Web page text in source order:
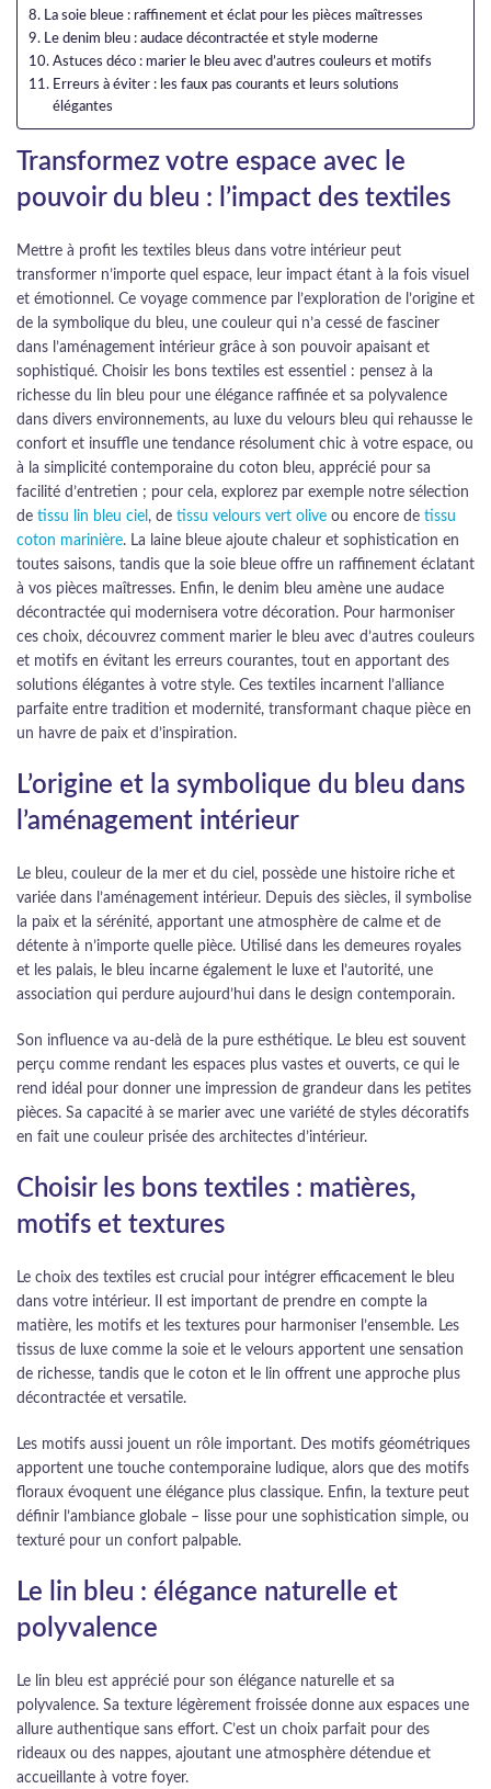
La soie bleue : raffinement et éclat pour les pièces maîtresses
Le denim bleu : audace décontractée et style moderne
Astuces déco : marier le bleu avec d’autres couleurs et motifs
Erreurs à éviter : les faux pas courants et leurs solutions
élégantes
Transformez votre espace avec le
pouvoir du bleu : l’impact des textiles
Mettre à profit les textiles bleus dans votre intérieur peut
transformer n’importe quel espace, leur impact étant à la fois visuel
et émotionnel. Ce voyage commence par l’exploration de l’origine et
de la symbolique du bleu, une couleur qui n’a cessé de fasciner
dans l’aménagement intérieur grâce à son pouvoir apaisant et
sophistiqué. Choisir les bons textiles est essentiel : pensez à la
richesse du lin bleu pour une élégance raffinée et sa polyvalence
dans divers environnements, au luxe du velours bleu qui rehausse le
confort et insuffle une tendance résolument chic à votre espace, ou
à la simplicité contemporaine du coton bleu, apprécié pour sa
facilité d’entretien ; pour cela, explorez par exemple notre sélection
de tissu lin bleu ciel , de tissu velours vert olive ou encore de tissu
coton marinière. La laine bleue ajoute chaleur et sophistication en
toutes saisons, tandis que la soie bleue offre un raffinement éclatant
à vos pièces maîtresses. Enfin, le denim bleu amène une audace
décontractée qui modernisera votre décoration. Pour harmoniser
ces choix, découvrez comment marier le bleu avec d’autres couleurs
et motifs en évitant les erreurs courantes, tout en apportant des
solutions élégantes à votre style. Ces textiles incarnent l’alliance
parfaite entre tradition et modernité, transformant chaque pièce en
un havre de paix et d’inspiration.
L’origine et la symbolique du bleu dans
l’aménagement intérieur
Le bleu, couleur de la mer et du ciel, possède une histoire riche et
variée dans l’aménagement intérieur. Depuis des siècles, il symbolise
la paix et la sérénité, apportant une atmosphère de calme et de
détente à n’importe quelle pièce. Utilisé dans les demeures royales
et les palais, le bleu incarne également le luxe et l’autorité, une
association qui perdure aujourd’hui dans le design contemporain.
Son influence va au-delà de la pure esthétique. Le bleu est souvent
perçu comme rendant les espaces plus vastes et ouverts, ce qui le
rend idéal pour donner une impression de grandeur dans les petites
pièces. Sa capacité à se marier avec une variété de styles décoratifs
en fait une couleur prisée des architectes d’intérieur.
Choisir les bons textiles : matières,
motifs et textures
Le choix des textiles est crucial pour intégrer efficacement le bleu
dans votre intérieur. Il est important de prendre en compte la
matière, les motifs et les textures pour harmoniser l’ensemble. Les
tissus de luxe comme la soie et le velours apportent une sensation
de richesse, tandis que le coton et le lin offrent une approche plus
décontractée et versatile.
Les motifs aussi jouent un rôle important. Des motifs géométriques
apportent une touche contemporaine ludique, alors que des motifs
floraux évoquent une élégance plus classique. Enfin, la texture peut
définir l’ambiance globale – lisse pour une sophistication simple, ou
texturé pour un confort palpable.
Le lin bleu : élégance naturelle et
polyvalence
Le lin bleu est apprécié pour son élégance naturelle et sa
polyvalence. Sa texture légèrement froissée donne aux espaces une
allure authentique sans effort. C’est un choix parfait pour des
rideaux ou des nappes, ajoutant une atmosphère détendue et
accueillante à votre foyer.